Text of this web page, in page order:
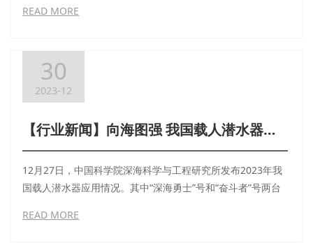
READ MORE
30
2023-12
【行业新闻】向海图强 我国载人潜水器应用水平持续提升
12月27日，中国科学院深海科学与工程研究所发布2023年我
国载人潜水器应用情况。其中“深海勇士”号和“奋斗者”号两台
水平不断提升。
READ MORE